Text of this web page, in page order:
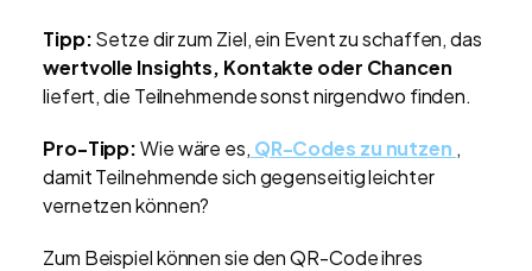
Tipp:Setze dir zum Ziel, ein Event zu schaffen, das
wertvolle Insights, Kontakte oder Chancen
liefert, die Teilnehmende sonst nirgendwo finden.
Pro-Tipp:Wie wäre es, QR-Codes zu nutzen ,
damit Teilnehmende sich gegenseitig leichter
vernetzen können?
Zum Beispiel können sie den QR-Code ihres